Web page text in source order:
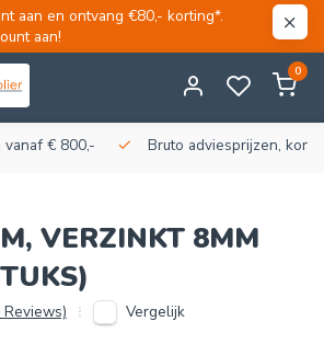
aan en ontvang €80,- korting*.
aan!
0
vanaf € 800,- Bruto adviesprijzen,
VERZINKT 8MM
Vergelijk